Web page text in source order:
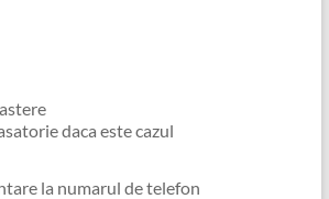
daca este cazul
la numarul de telefon